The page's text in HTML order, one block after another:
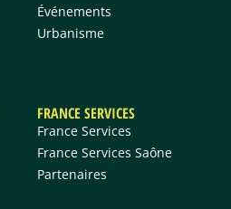
Événements
Urbanisme
FRANCE SERVICES
France Services
France Services Saône
Partenaires